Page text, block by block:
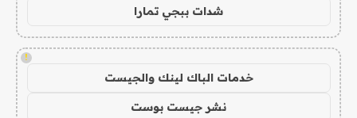
شدات ببجي تمارا
!
خدمات الباك لينك والجيست
نشر جيست بوست